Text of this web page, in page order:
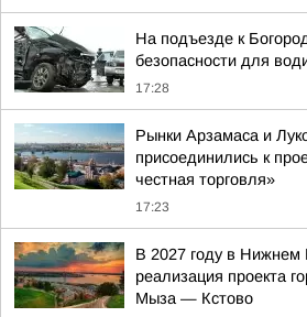
На подъезде к
безопасности для
17:28
Рынки Арзамаса и
присоединились к
честная торговля»
17:23
В 2027 году в Нижнем
реализация проекта
Мыза — Кстово